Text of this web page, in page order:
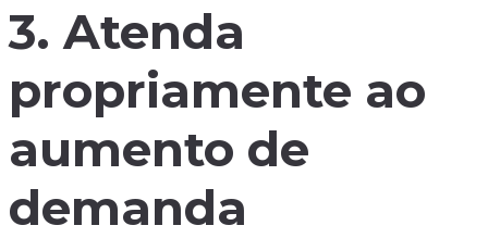
3. Atenda
propriamente ao
aumento de
demanda